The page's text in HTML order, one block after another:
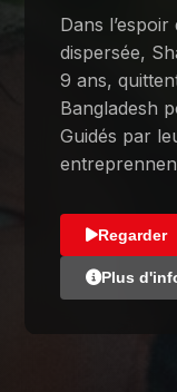
Dans
dispersée,
9 ans,
Bangladesh
Guidés par
Regarder
Plus